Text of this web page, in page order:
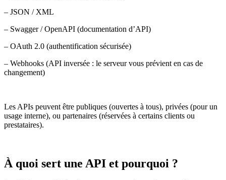
– JSON / XML
– Swagger / OpenAPI (documentation d’API)
– OAuth 2.0 (authentification sécurisée)
– Webhooks (API inversée : le serveur vous prévient en cas de
changement)
Les APIs peuvent être publiques (ouvertes à tous), privées (pour un
usage interne), ou partenaires (réservées à certains clients ou
prestataires).
À quoi sert une API et pourquoi ?